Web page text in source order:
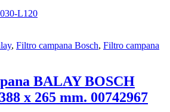
L120
, Filtro campana Bosch, Filtro campana
BALAY BOSCH
x 265 mm. 00742967